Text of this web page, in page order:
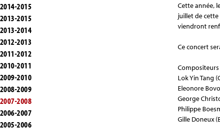
2014-2015
2013-2015
2013-2014
2012-2013
2011-2012
2010-2011
2009-2010
2008-2009
2007-2008
2006-2007
2005-2006
Cette année,
juillet de cette
viendront
Ce concert
Lok Yin Tang
Eleonore
George
Philippe
Gille Doneux